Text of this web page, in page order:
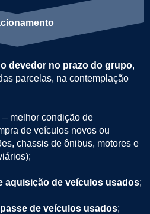
devedor no prazo do grupo,
parcelas, na contemplação
– melhor condição de
de veículos novos ou
chassis de ônibus, motores e
aquisição de veículos usados;
de veículos usados;